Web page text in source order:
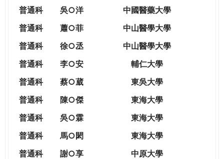
CITIZENSHIP
普通科 吳○洋
中國醫藥大學
普通科
蕭○菲
中山醫學大學
普通科
徐○丞
中山醫學大學
普通科
李○安
輔仁大學
普通科
蔡○葳
東吳大學
普通科
陳○傑
東海大學
普通科
吳○霖
東海大學
普通科
馬○閎
東海大學
普通科
謝○享
中原大學